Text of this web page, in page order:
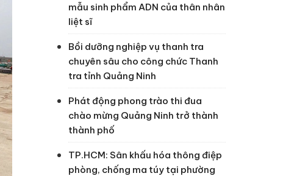
mẫu sinh phẩm ADN của thân nhân
liệt sĩ
Bồi dưỡng nghiệp vụ thanh tra
chuyên sâu cho công chức Thanh
tra tỉnh Quảng Ninh
Phát động phong trào thi đua
chào mừng Quảng Ninh trở thành
thành phố
TP.HCM: Sân khấu hóa thông điệp
phòng, chống ma túy tại phường